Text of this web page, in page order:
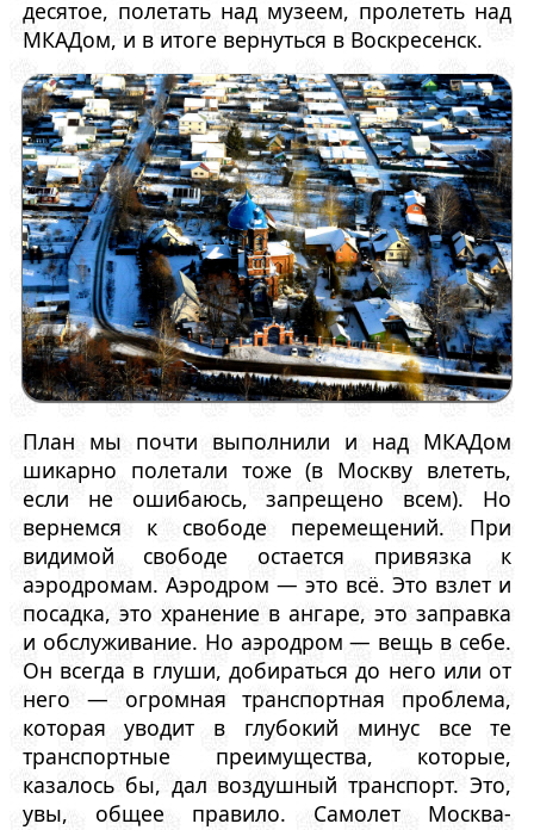
десятое, полетать над музеем, пролететь над
МКАДом, и в итоге вернуться в Воскресенск.
План мы почти выполнили и над МКАДом
шикарно полетали тоже (в Москву влететь,
если не ошибаюсь, запрещено всем). Но
вернемся к свободе перемещений. При
видимой свободе остается привязка к
аэродромам. Аэродром — это всё. Это взлет и
посадка, это хранение в ангаре, это заправка
и обслуживание. Но аэродром — вещь в себе.
Он всегда в глуши, добираться до него или от
него — огромная транспортная проблема,
которая уводит в глубокий минус все те
транспортные преимущества, которые,
казалось бы, дал воздушный транспорт. Это,
увы, общее правило. Самолет Москва-